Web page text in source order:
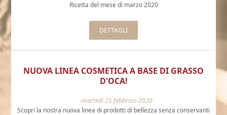
Ricetta del mese di marzo 2020
DETTAGLI
NUOVA LINEA COSMETICA A BASE DI GRASSO
D'OCA!
-martedì 25 febbraio 2020
Scopri la nostra nuova linea di prodotti di bellezza senza conservanti